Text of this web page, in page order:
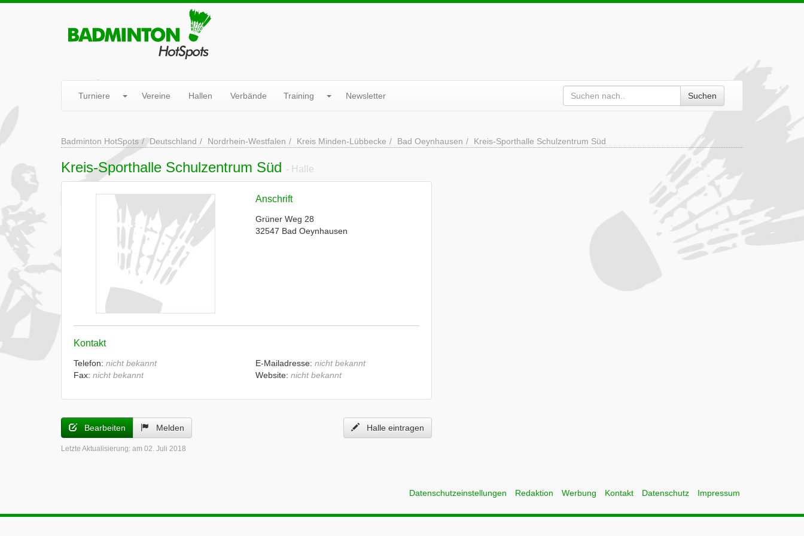
Turniere Vereine Hallen Verbände Training Newsletter Suchen
Badminton HotSpots Deutschland Nordrhein-Westfalen Kreis Minden-Lübbecke Bad Oeynhausen Kreis-Sporthalle Schulzentrum Süd
Kreis-Sporthalle Schulzentrum Süd - Halle
Anschrift
Grüner Weg 28
32547 Bad Oeynhausen
Kontakt
Telefon: nicht bekannt
Fax: nicht bekannt
E-Mailadresse: nicht bekannt
Website: nicht bekannt
Bearbeiten Melden Halle eintragen
Letzte Aktualisierung: am 02. Juli 2018
Datenschutzeinstellungen Redaktion Werbung Kontakt Datenschutz Impressum